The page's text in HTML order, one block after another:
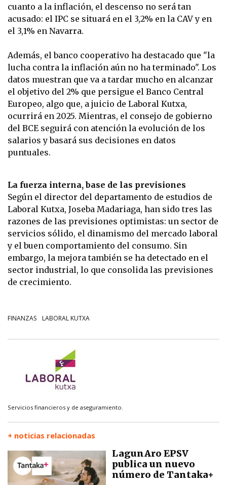
cuanto a la inflación, el descenso no será tan
acusado: el IPC se situará en el 3,2% en la CAV y en
el 3,1% en Navarra.
Además, el banco cooperativo ha destacado que "la
lucha contra la inflación aún no ha terminado". Los
datos muestran que va a tardar mucho en alcanzar
el objetivo del 2% que persigue el Banco Central
Europeo, algo que, a juicio de Laboral Kutxa,
ocurrirá en 2025. Mientras, el consejo de gobierno
del BCE seguirá con atención la evolución de los
salarios y basará sus decisiones en datos
puntuales.
La fuerza interna, base de las previsiones
Según el director del departamento de estudios de
Laboral Kutxa, Joseba Madariaga, han sido tres las
razones de las previsiones optimistas: un sector de
servicios sólido, el dinamismo del mercado laboral
y el buen comportamiento del consumo. Sin
embargo, la mejora también se ha detectado en el
sector industrial, lo que consolida las previsiones
de crecimiento.
FINANZAS LABORAL KUTXA
Servicios financieros y de aseguramiento.
+ noticias relacionadas
LagunAro EPSV
publica un nuevo
número de Tantaka+